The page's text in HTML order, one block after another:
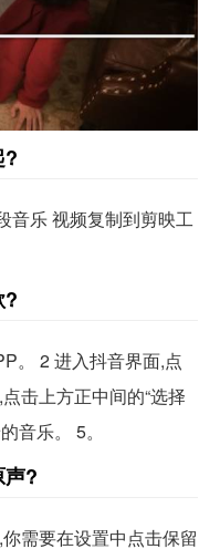
?
音乐 视频复制到剪映工
?
。 2 进入抖音界面,点
击上方正中间的“选择
音乐。 5。
声?
需要在设置中点击保留